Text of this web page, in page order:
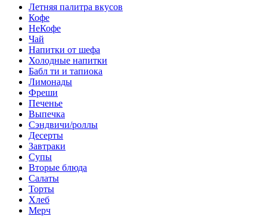
Летняя палитра вкусов
Кофе
НеКофе
Чай
Напитки от шефа
Холодные напитки
Бабл ти и тапиока
Лимонады
Фреши
Печенье
Выпечка
Сэндвичи/роллы
Десерты
Завтраки
Супы
Вторые блюда
Салаты
Торты
Хлеб
Мерч